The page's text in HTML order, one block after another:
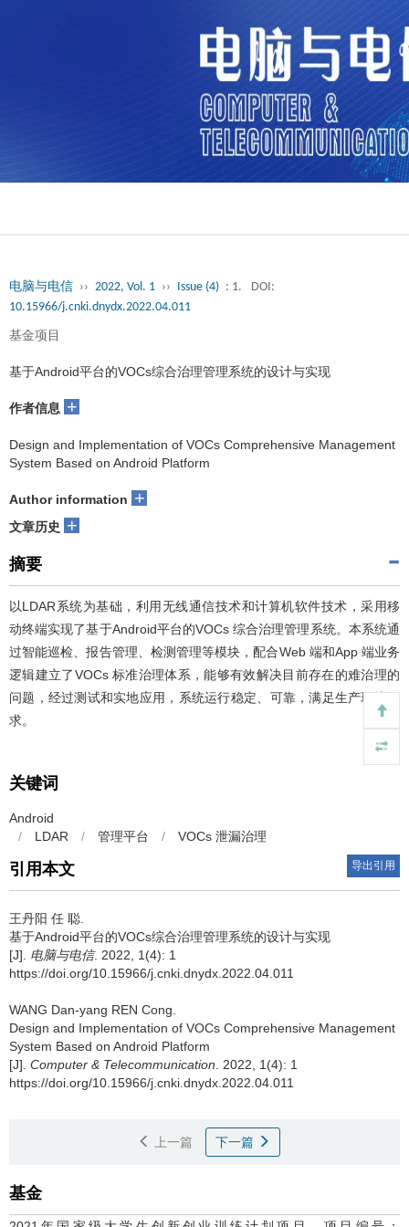
电脑与电信 ›› 2022, Vol. 1 ›› Issue (4) : 1.
DOI:
10.15966/j.cnki.dnydx.2022.04.011
基金项目
基于Android平台的VOCs综合治理管理系统的设计与实现
作者信息 +
Design and Implementation of VOCs Comprehensive Management
System Based on Android Platform
Author information +
文章历史 +
摘要
以LDAR系统为基础，利用无线通信技术和计算机软件技术，采用移
动终端实现了基于Android平台的VOCs 综合治理管理系统。本系统通
过智能巡检、报告管理、检测管理等模块，配合Web 端和App 端业务
逻辑建立了VOCs 标准治理体系，能够有效解决目前存在的难治理的
问题，经过测试和实地应用，系统运行稳定、可靠，满足生产环境要
求。
关键词
Android
/
LDAR / 管理平台 / VOCs 泄漏治理
引用本文 导出引用
王丹阳 任 聪.
基于Android平台的VOCs综合治理管理系统的设计与实现
[J]. 电脑与电信. 2022, 1(4): 1
https://doi.org/10.15966/j.cnki.dnydx.2022.04.011
WANG Dan-yang REN Cong.
Design and Implementation of VOCs Comprehensive Management
System Based on Android Platform
[J]. Computer & Telecommunication . 2022, 1(4): 1
https://doi.org/10.15966/j.cnki.dnydx.2022.04.011
上一篇 下一篇
基金